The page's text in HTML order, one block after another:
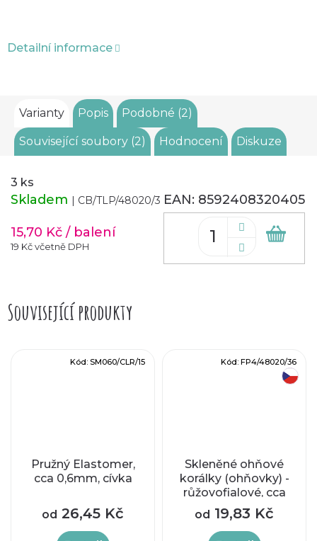
Detailní informace
Varianty Popis Podobné (2)
Související soubory (2) Hodnocení Diskuze
3 ks
Skladem | CB/TLP/48020/3 EAN: 8592408320405
15,70 Kč / balení
19 Kč včetně DPH
Související produkty
Pružný Elastomer,
cca 0,6mm, cívka
od 26,45 Kč
Kód: SM060/CLR/15
Skleněné ohňové
korálky (ohňovky) -
růžovofialové, cca
4mm
od 19,83 Kč
Kód: FP4/48020/36